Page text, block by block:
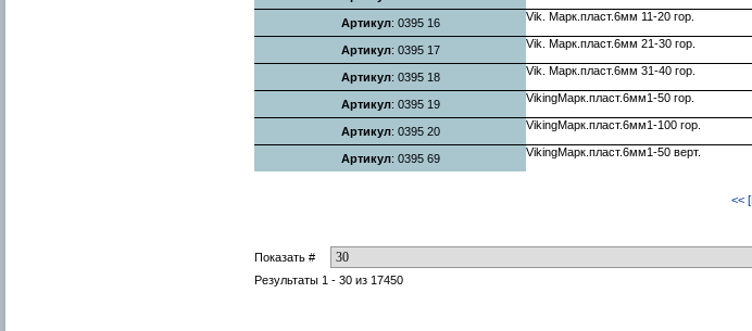
Артикул: 0395 16
Vik. Марк.пласт.6мм 11-20 гор.
Артикул: 0395 17
Vik. Марк.пласт.6мм 21-30 гор.
Артикул: 0395 18
Vik. Марк.пласт.6мм 31-40 гор.
Артикул: 0395 19
VikingМарк.пласт.6мм1-50 гор.
Артикул: 0395 20
VikingМарк.пласт.6мм1-100 гор.
Артикул: 0395 69
VikingМарк.пласт.6мм1-50 верт.
<<
Показать #
Результаты 1 - 30 из 17450